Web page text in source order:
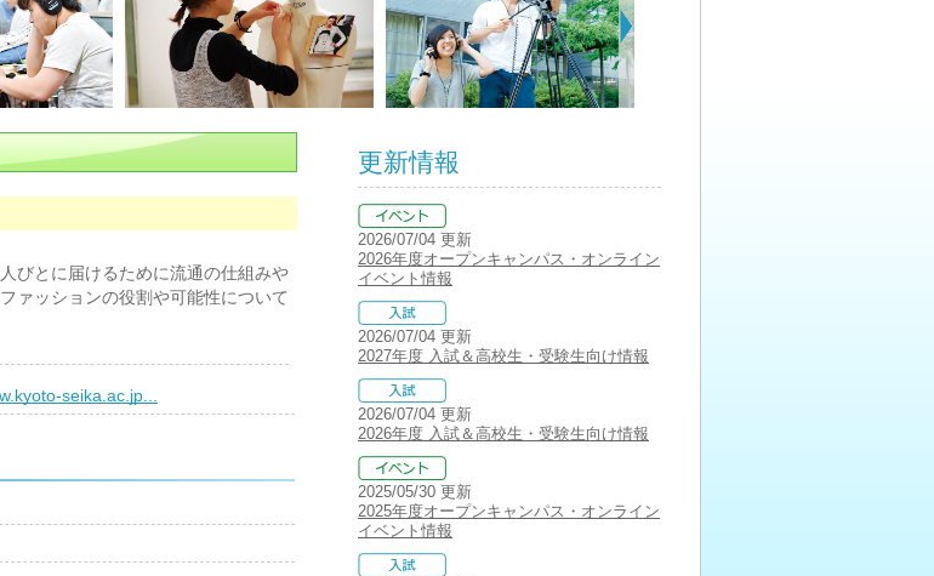
びとに届けるために流通の仕組みや
ァッションの役割や可能性について
seika.ac.jp...
更新情報
2026/07/04 更新
2026年度オープンキャンパス・オンライン
イベント情報
2026/07/04 更新
2027年度 入試＆高校生・受験生向け情報
2026/07/04 更新
2026年度 入試＆高校生・受験生向け情報
2025/05/30 更新
2025年度オープンキャンパス・オンライン
イベント情報